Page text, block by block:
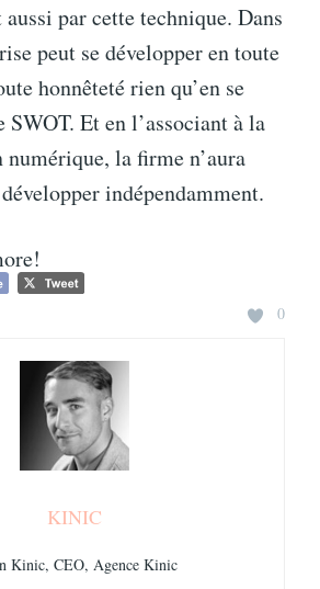
par cette technique. Dans
peut se développer en toute
honnêteté rien qu’en se
SWOT. Et en l’associant à la
la firme n’aura
indépendamment.
0
KINIC
Kinic, CEO, Agence Kinic